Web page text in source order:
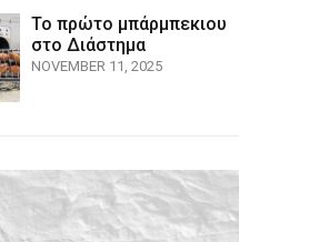
Το πρώτο μπάρμπεκιου
στο Διάστημα
NOVEMBER 11, 2025